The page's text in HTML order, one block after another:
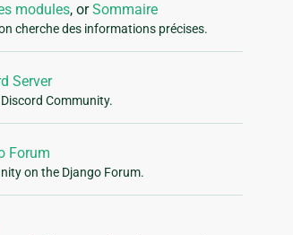
modules, orSommaire
cherche des informations précises.
Server
Community.
Forum
on the Django Forum.